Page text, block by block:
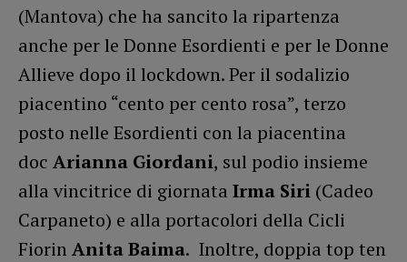
(Mantova) che ha sancito la ripartenza
anche per le Donne Esordienti e per le Donne
Allieve dopo il lockdown. Per il sodalizio
piacentino “cento per cento rosa”, terzo
posto nelle Esordienti con la piacentina
doc Arianna Giordani, sul podio insieme
alla vincitrice di giornata Irma Siri (Cadeo
Carpaneto) e alla portacolori della Cicli
FiorinAnita Baima. Inoltre, doppia top ten